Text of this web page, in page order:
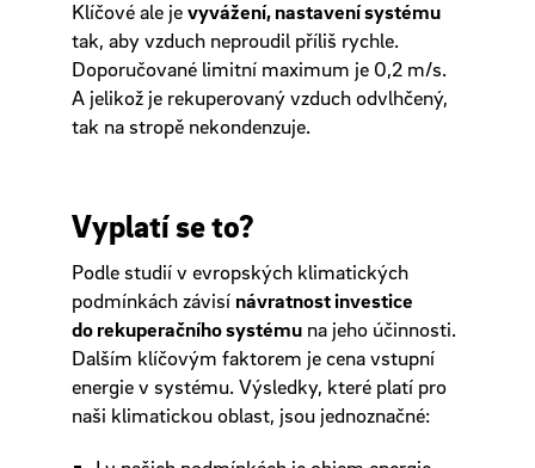
Klíčové ale jevyvážení, nastavení systému
tak, aby vzduch neproudil příliš rychle.
Doporučované limitní maximum je 0,2 m/s.
A jelikož je rekuperovaný vzduch odvlhčený,
tak na stropě nekondenzuje.
Vyplatí se to?
Podle studií v evropských klimatických
podmínkách závisí návratnost investice
do rekuperačního systémuna jeho účinnosti.
Dalším klíčovým faktorem je cena vstupní
energie v systému. Výsledky, které platí pro
naši klimatickou oblast, jsou jednoznačné: